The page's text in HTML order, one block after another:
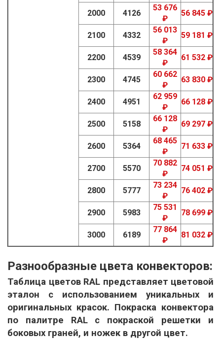
2000
4126
53 676
₽
56 845 ₽
2100 4332
56 013
₽
59 181 ₽
2200 4539
58 364
₽
61 532 ₽
2300 4745
60 662
₽
63 830 ₽
2400 4951
62 959
₽
66 128 ₽
2500 5158
66 128
₽
69 297 ₽
2600 5364
68 465
₽
71 633 ₽
2700 5570
70 882
₽
74 051 ₽
2800 5777
73 234
₽
76 402 ₽
2900 5983
75 531
₽
78 699 ₽
3000 6189
77 864
₽
81 032 ₽
Разнообразные цвета конвекторов:
Таблица цветов RAL представляет цветовой
эталон с использованием уникальных и
оригинальных красок. Покраска конвектора
по палитре RAL с покраской решетки и
боковых граней, и ножек в другой цвет.